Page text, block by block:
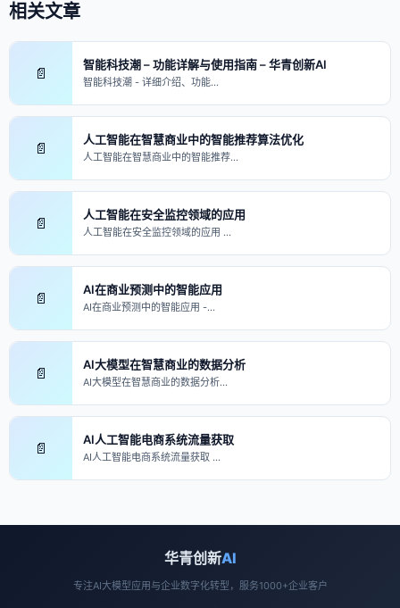
相关文章
📄 智能科技潮 – 功能详解与使用指南 – 华青创新AI
智能科技潮 - 详细介绍、功能…
📄 人工智能在智慧商业中的智能推荐算法优化
人工智能在智慧商业中的智能推荐…
📄 人工智能在安全监控领域的应用
人工智能在安全监控领域的应用 …
📄 AI在商业预测中的智能应用
AI在商业预测中的智能应用 -…
📄 AI大模型在智慧商业的数据分析
AI大模型在智慧商业的数据分析…
📄 AI人工智能电商系统流量获取
AI人工智能电商系统流量获取 …
华青创新AI
专注AI大模型应用与企业数字化转型，服务1000+企业客户